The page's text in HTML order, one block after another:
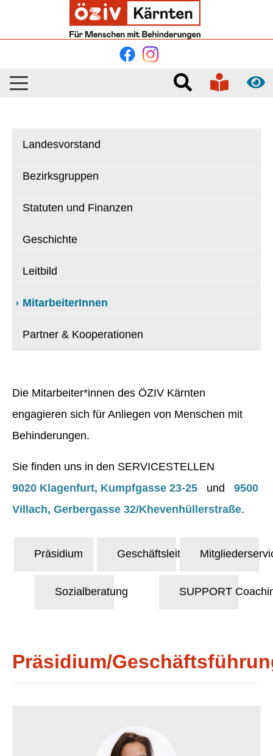
Skip to main navigation
Skip to main content
Skip to page footer
Landesvorstand
Bezirksgruppen
Statuten und Finanzen
Geschichte
Leitbild
MitarbeiterInnen
Partner & Kooperationen
Die Mitarbeiter*innen des ÖZIV Kärnten
engagieren sich für Anliegen von Menschen mit
Behinderungen.
Sie finden uns in den SERVICESTELLEN
9020 Klagenfurt, Kumpfgasse 23-25
und 9500
Villach, Gerbergasse 32/Khevenhüllerstraße.
Präsidium Geschäftsleitung
Sozialberatung SUPPORT
Präsidium/